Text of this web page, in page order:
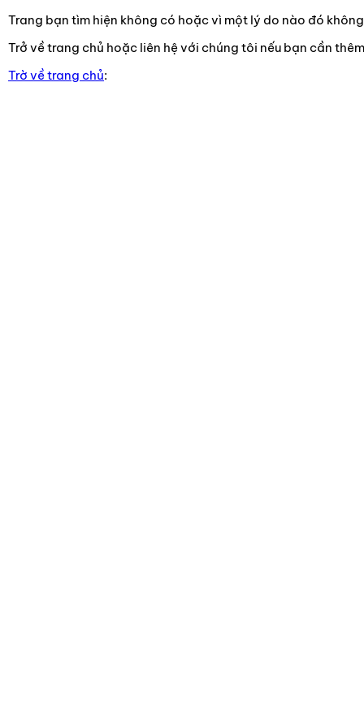
Trang bạn tìm hiện không có hoặc vì một lý do nào đó
Trở về trang chủ hoặc liên hệ với chúng tôi nếu bạn cần
Trờ về trang chủ: